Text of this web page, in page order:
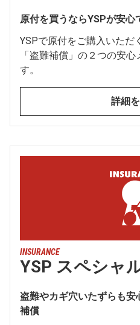
原付を買うならYSPが安心
YSPで原付をご購入いただ
「盗難補償」の２つの安
す。
詳細
INSURANCE
YSP スペシャ
盗難やカギ穴いたずらも安
補償